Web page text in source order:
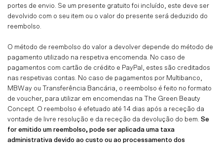
portes de envio. Se um presente gratuito foi incluído, este deve ser
devolvido com o seu item ou o valor do presente será deduzido do
reembolso.
O método de reembolso do valor a devolver depende do método de
pagamento utilizado na respetiva encomenda. No caso de
pagamentos com cartão de crédito e PayPal, estes são creditados
nas respetivas contas. No caso de pagamentos por Multibanco,
MBWay ou Transferência Bancária, o reembolso é feito no formato
de voucher, para utilizar em encomendas na The Green Beauty
Concept. O reembolso é efetuado até 14 dias após a receção da
vontade de livre resolução e da receção da devolução do bem. Se
for emitido um reembolso, pode ser aplicada uma taxa
administrativa devido ao custo ou ao processamento dos